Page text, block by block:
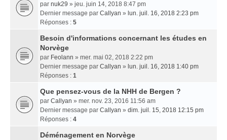
par nuk29 » jeu. juin 14, 2018 8:47 pm
Dernier message par Callyan » lun. juil. 16, 2018 2:23 pm
Réponses : 5
Besoin d'informations concernant les études en
Norvège
par Feolann » mer. mai 02, 2018 2:22 pm
Dernier message par Callyan » lun. juil. 16, 2018 1:40 pm
Réponses : 1
Que pensez-vous de la NHH de Bergen ?
par Callyan » mer. nov. 23, 2016 11:56 am
Dernier message par Callyan » dim. juil. 15, 2018 12:15 pm
Réponses : 4
Déménagement en Norvège